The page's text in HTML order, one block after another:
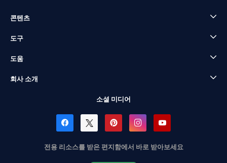
콘텐츠
도구
도움
회사 소개
소셜 미디어
전용 리소스를 받은 편지함에서 바로 받아보세요